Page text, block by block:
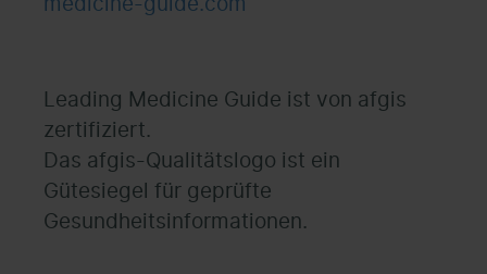
Leading Medicine Guide ist von afgis
zertifiziert.
Das afgis-Qualitätslogo ist ein
Gütesiegel für geprüfte
Gesundheitsinformationen.